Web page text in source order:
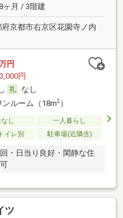
ヶ月 / 3階建
府京都市右京区花園寺ノ内
円
円
なし
ンルーム（18m2）
し
一人暮らし
イレ別 駐車場(近隣含)
・日当り良好・閑静な住
ツ